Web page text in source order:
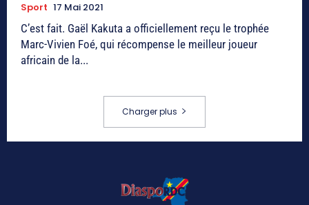
Sport 17 Mai 2021
C’est fait. Gaël Kakuta a officiellement reçu le trophée
Marc-Vivien Foé, qui récompense le meilleur joueur
africain de la...
Charger plus